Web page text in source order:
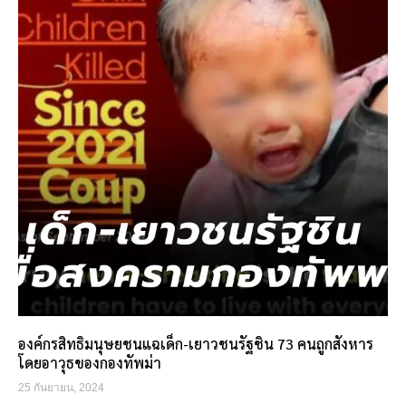
องค์กรสิทธิมนุษยชนแฉเด็ก-เยาวชนรัฐชิน 73 คนถูกสังหาร
โดยอาวุธของกองทัพม่า
25 กันยายน, 2024